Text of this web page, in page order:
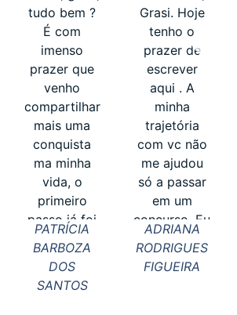
tudo bem ?
É com
imenso
prazer que
venho
compartilhar
mais uma
conquista
ma minha
vida, o
primeiro
passo já foi
dado, agora
é aguardar
as próximas
etapas. Não
PATRÍCIA
BARBOZA
DOS
SANTOS
Grasi. Hoje
tenho o
prazer de
escrever
aqui . A
minha
trajetória
com vc não
me ajudou
só a passar
em um
concurso. Eu
era bancária
e quando saí
do Banco
ADRIANA
RODRIGUES
FIGUEIRA